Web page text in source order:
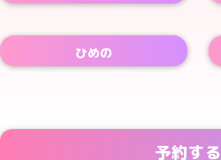
ひめの
予約する